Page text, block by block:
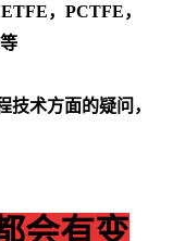
，PCTFE，
技术方面的疑问，
会有变